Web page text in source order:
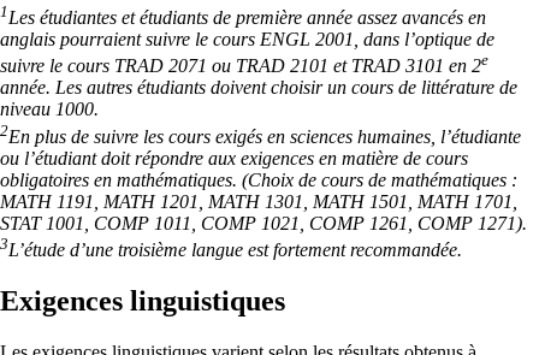
1 Les étudiantes et étudiants de première année assez avancés en
anglais pourraient suivre le cours ENGL 2001, dans l’optique de
suivre le cours TRAD 2071 ou TRAD 2101 et TRAD 3101 en 2e
année. Les autres étudiants doivent choisir un cours de littérature de
niveau 1000.
2En plus de suivre les cours exigés en sciences humaines, l’étudiante
ou l’étudiant doit répondre aux exigences en matière de cours
obligatoires en mathématiques. (Choix de cours de mathématiques :
MATH 1191, MATH 1201, MATH 1301, MATH 1501, MATH 1701,
STAT 1001, COMP 1011, COMP 1021, COMP 1261, COMP 1271).
3L’étude d’une troisième langue est fortement recommandée.
Exigences linguistiques